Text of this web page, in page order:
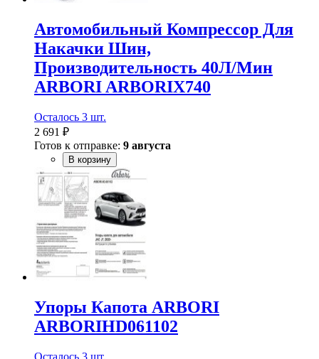
Автомобильный Компрессор Для
Накачки Шин,
Производительность 40Л/Мин
ARBORI ARBORIX740
Осталось 3 шт.
2 691 ₽
Готов к отправке: 9 августа
В корзину
Упоры Капота ARBORI
ARBORIHD061102
Осталось 3 шт.